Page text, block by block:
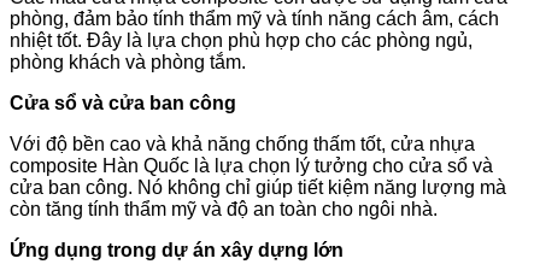
phòng, đảm bảo tính thẩm mỹ và tính năng cách âm, cách
nhiệt tốt. Đây là lựa chọn phù hợp cho các phòng ngủ,
phòng khách và phòng tắm.
Cửa sổ và cửa ban công
Với độ bền cao và khả năng chống thấm tốt, cửa nhựa
composite Hàn Quốc là lựa chọn lý tưởng cho cửa sổ và
cửa ban công. Nó không chỉ giúp tiết kiệm năng lượng mà
còn tăng tính thẩm mỹ và độ an toàn cho ngôi nhà.
Ứng dụng trong dự án xây dựng lớn